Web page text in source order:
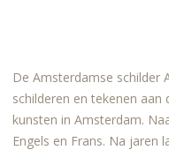
De Amsterdamse schilder
schilderen en tekenen aan
kunsten in Amsterdam.
Engels en Frans. Na jaren